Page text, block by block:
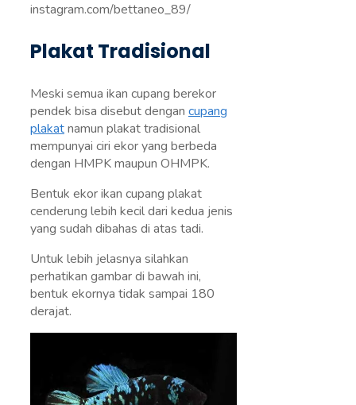
instagram.com/bettaneo_89/
Plakat Tradisional
Meski semua ikan cupang berekor
pendek bisa disebut dengan cupang
plakatnamun plakat tradisional
mempunyai ciri ekor yang berbeda
dengan HMPK maupun OHMPK.
Bentuk ekor ikan cupang plakat
cenderung lebih kecil dari kedua jenis
yang sudah dibahas di atas tadi.
Untuk lebih jelasnya silahkan
perhatikan gambar di bawah ini,
bentuk ekornya tidak sampai 180
derajat.